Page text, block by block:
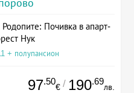
Почивка в апарт-
Нук
+ полупансион
97.50
€ / 190.69
лв.